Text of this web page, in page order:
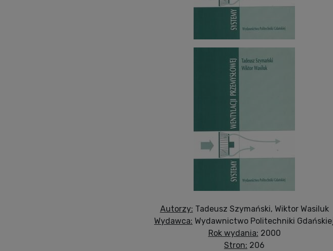
Autorzy: Tadeusz Szymański, Wiktor Wasiluk
Wydawca: Wydawnictwo Politechniki
Rok wydania: 2000
Stron: 206